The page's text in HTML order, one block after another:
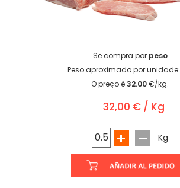
Se compra por peso
Peso aproximado por unidade:
O preço é32.00€/kg.
32,00 € / Kg
Kg